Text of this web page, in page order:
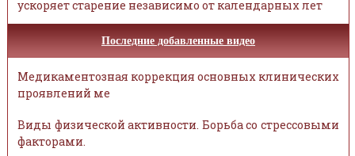
ускоряет старение независимо от календарных лет
Последние добавленные видео
Медикаментозная коррекция основных клинических
проявлений ме
Виды физической активности. Борьба со стрессовыми
факторами.